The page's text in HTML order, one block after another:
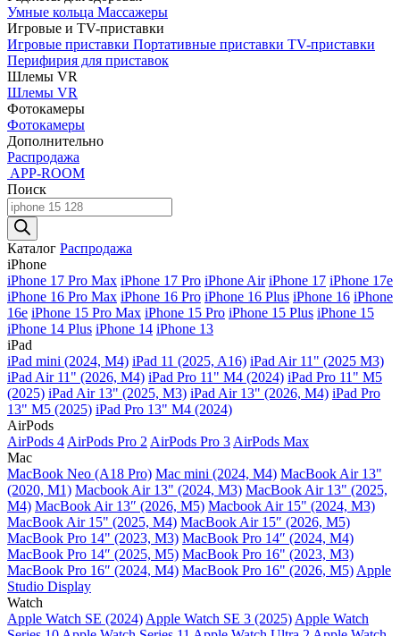
Умные кольца Массажеры
Игровые и TV-приставки
Игровые приставки Портативные приставки TV-приставки
Перифирия для приставок
Шлемы VR
Шлемы VR
Фотокамеры
Фотокамеры
Дополнительно
Распродажа
APP-ROOM
Поиск
Поиск
товаров
Каталог Распродажа
iPhone
iPhone 17 Pro Max iPhone 17 Pro iPhone Air iPhone 17 iPhone 17e
iPhone 16 Pro Max iPhone 16 Pro iPhone 16 Plus iPhone 16 iPhone
16e iPhone 15 Pro Max iPhone 15 Pro iPhone 15 Plus iPhone 15
iPhone 14 Plus iPhone 14 iPhone 13
iPad
iPad mini (2024, M4) iPad 11 (2025, A16) iPad Air 11" (2025 M3)
iPad Air 11" (2026, M4) iPad Pro 11" M4 (2024) iPad Pro 11" M5
(2025) iPad Air 13" (2025, M3) iPad Air 13" (2026, M4) iPad Pro
13" M5 (2025) iPad Pro 13" M4 (2024)
AirPods
AirPods 4 AirPods Pro 2 AirPods Pro 3 AirPods Max
Mac
MacBook Neo (A18 Pro) Mac mini (2024, M4) MacBook Air 13"
(2020, M1) Macbook Air 13" (2024, M3) MacBook Air 13" (2025,
M4) MacBook Air 13″ (2026, M5) Macbook Air 15" (2024, M3)
MacBook Air 15" (2025, M4) MacBook Air 15″ (2026, M5)
MacBook Pro 14" (2023, M3) MacBook Pro 14″ (2024, M4)
MacBook Pro 14″ (2025, M5) MacBook Pro 16" (2023, M3)
MacBook Pro 16″ (2024, M4) MacBook Pro 16" (2026, M5) Apple
Studio Display
Watch
Apple Watch SE (2024) Apple Watch SE 3 (2025) Apple Watch